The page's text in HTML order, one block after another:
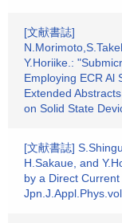
[文献書誌]
Y.Horiike.:
Employing ECR Al
Extended
on Solid State
[文献書誌]
H.Sakaue, and
by a Direct